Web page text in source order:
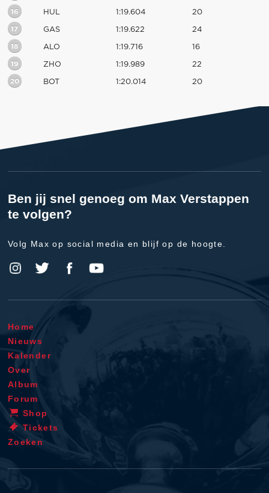
16 HUL 1:19.604 20
17 GAS 1:19.622 24
18 ALO 1:19.716 16
19 ZHO 1:19.989 22
20 BOT 1:20.014 20
Ben jij snel genoeg om Max Verstappen
te volgen?
Volg Max op social media en blijf op de hoogte.
Home
Nieuws
Kalender
Over
Album
Forum
Shop
Tickets
Zoeken